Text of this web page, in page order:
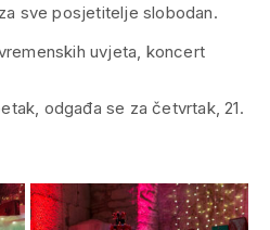
sve posjetitelje slobodan.
uvjeta, koncert
odgađa se za četvrtak, 21.